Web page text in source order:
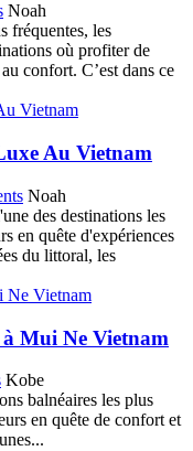
Noah
fréquentes, les
où profiter de
confort. C’est dans ce
Au Vietnam
Noah
des destinations les
en quête d'expériences
du littoral, les
Mui Ne Vietnam
Kobe
balnéaires les plus
en quête de confort et